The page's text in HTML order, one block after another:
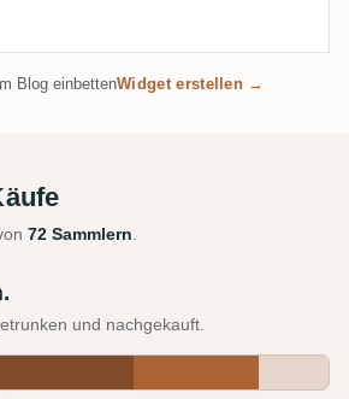
Blog einbettenWidget erstellen →
72 Sammlern.
und nachgekauft.